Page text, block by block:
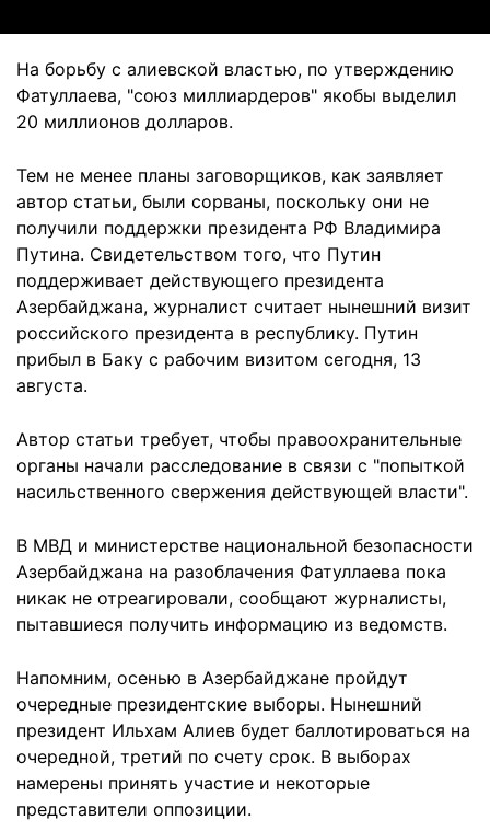
На борьбу с алиевской властью, по утверждению
Фатуллаева, "союз миллиардеров" якобы выделил
20 миллионов долларов.
Тем не менее планы заговорщиков, как заявляет
автор статьи, были сорваны, поскольку они не
получили поддержки президента РФ Владимира
Путина. Свидетельством того, что Путин
поддерживает действующего президента
Азербайджана, журналист считает нынешний визит
российского президента в республику. Путин
прибыл в Баку с рабочим визитом сегодня, 13
августа.
Автор статьи требует, чтобы правоохранительные
органы начали расследование в связи с "попыткой
насильственного свержения действующей власти".
В МВД и министерстве национальной безопасности
Азербайджана на разоблачения Фатуллаева пока
никак не отреагировали, сообщают журналисты,
пытавшиеся получить информацию из ведомств.
Напомним, осенью в Азербайджане пройдут
очередные президентские выборы. Нынешний
президент Ильхам Алиев будет баллотироваться на
очередной, третий по счету срок. В выборах
намерены принять участие и некоторые
представители оппозиции.